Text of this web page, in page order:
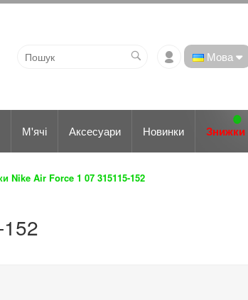
Мова
М'ячі Аксесуари Новинки Знижки
Nike Air Force 1 07 315115-152